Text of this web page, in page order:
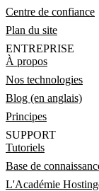
Centre de confiance
Plan du site
ENTREPRISE
À propos
Nos technologies
Blog (en anglais)
Principes
SUPPORT
Tutoriels
Base de
L'Académie